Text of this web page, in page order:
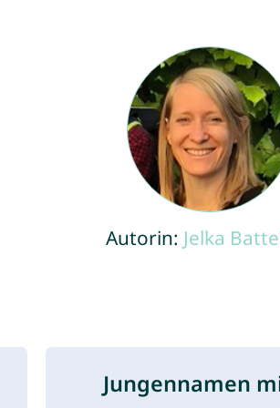
Autorin: Jelka
Jungennamen